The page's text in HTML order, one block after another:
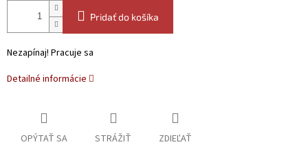
Pridať do košíka
Nezapínaj! Pracuje sa
Detailné informácie
OPÝTAŤ SA STRÁŽIŤ ZDIEĽAŤ